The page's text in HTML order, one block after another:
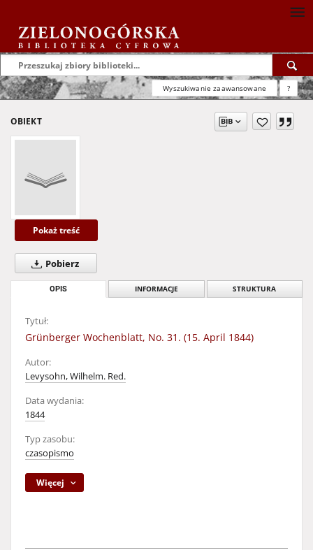
Wyszukiwanie zaawansowane ?
OBIEKT
Pokaż treść
Pobierz
OPIS INFORMACJE STRUKTURA
Tytuł:
Grünberger Wochenblatt, No. 31. (15. April 1844)
Autor:
Levysohn, Wilhelm. Red.
Data wydania:
1844
Typ zasobu:
czasopismo
Więcej